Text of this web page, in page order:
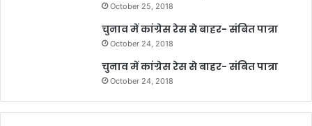
October 25, 2018
चुनाव में कांग्रेस रेस से बाहर- संबित पात्रा
October 24, 2018
चुनाव में कांग्रेस रेस से बाहर- संबित पात्रा
October 24, 2018